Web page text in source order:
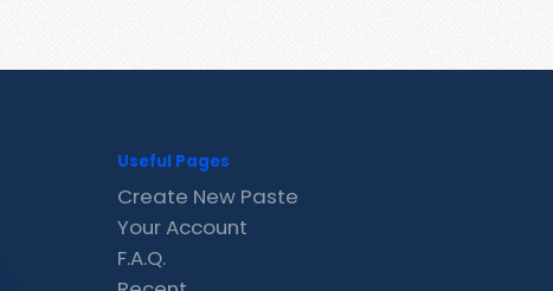
Useful Pages
Create New Paste
Your Account
F.A.Q.